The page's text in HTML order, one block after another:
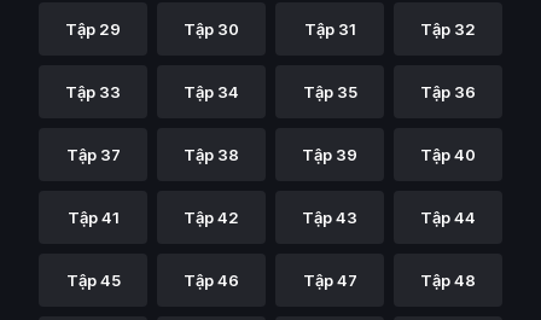
Tập 29 Tập 30 Tập 31 Tập 32
Tập 33 Tập 34 Tập 35 Tập 36
Tập 37 Tập 38 Tập 39 Tập 40
Tập 41 Tập 42 Tập 43 Tập 44
Tập 45 Tập 46 Tập 47 Tập 48